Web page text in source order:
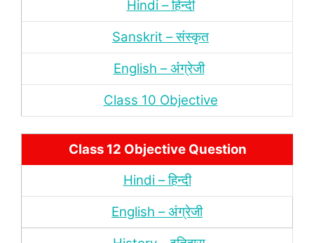
Hindi – हिन्‍दी
Sanskrit – संस्‍कृत
English – अंंग्रेजी
Class 10 Objective
Class 12 Objective Question
Hindi – हिन्‍दी
English – अंग्रेजी